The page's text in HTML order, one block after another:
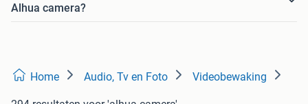
Alhua camera?
Home Audio, Tv en Foto Videobewaking